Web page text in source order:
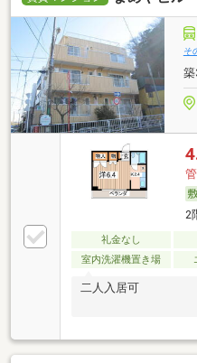
そ
2
礼金なし
室内洗濯機置き場
二人入居可